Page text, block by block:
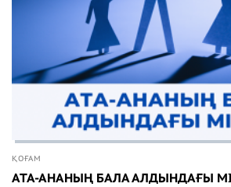
ҚОҒАМ
АТА-АНАНЫҢ БАЛА АЛДЫНДАҒЫ